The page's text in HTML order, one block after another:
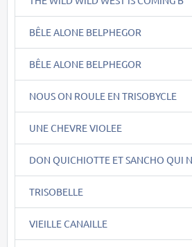
BÊLE ALONE BELPHEGOR
BÊLE ALONE BELPHEGOR
NOUS ON ROULE EN TRISOBYCLE
UNE CHEVRE VIOLEE
DON QUICHIOTTE ET SANCHO QUI N
TRISOBELLE
VIEILLE CANAILLE